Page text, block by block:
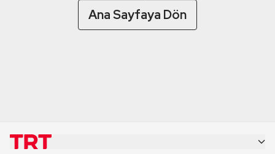
Ana Sayfaya Dön